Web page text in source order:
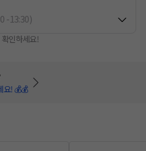
-13:30)
인하세요!
요! 💰💰